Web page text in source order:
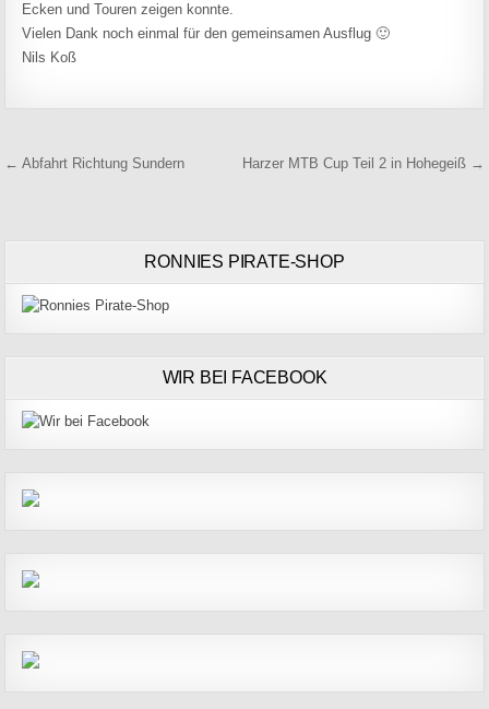
Ecken und Touren zeigen konnte.
Vielen Dank noch einmal für den gemeinsamen Ausflug 🙂
Nils Koß
Beitragsnavigation
← Abfahrt Richtung Sundern Harzer MTB Cup Teil 2 in Hohegeiß →
RONNIES PIRATE-SHOP
WIR BEI FACEBOOK